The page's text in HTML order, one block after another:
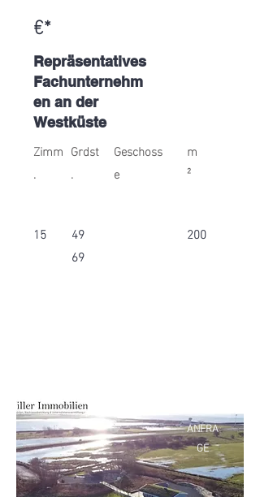
€*
Repräsentatives
Fachunternehm
en an der
Westküste
Zimm
.
Grdst
.
Geschoss
e
m
²
15
49
69
200
ANFRA
GE